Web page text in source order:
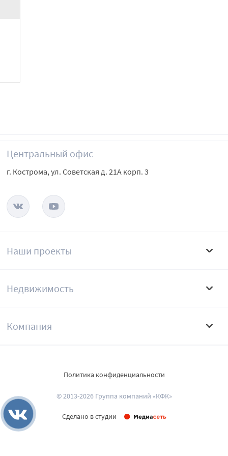
Наши проекты
Недвижимость
Компания
Центральный офис
г. Кострома, ул. Советская д. 21А корп. 3
© 2013-2026 Группа компаний «КФК»
Политика конфиденциальности
Сделано в студии